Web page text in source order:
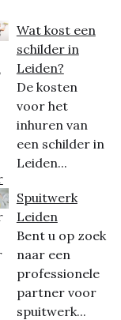
Wat kost een
schilder in
Leiden?
De kosten
voor het
inhuren van
een schilder in
Leiden...
Spuitwerk
Leiden
Bent u op zoek
naar een
professionele
partner voor
spuitwerk...